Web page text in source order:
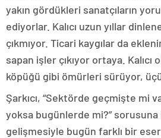
yakın gördükleri sanatçıların
ediyorlar. Kalıcı uzun yıllar
çıkmıyor. Ticari kaygılar da
sapan işler çıkıyor ortaya. Kalıcı
köpüğü gibi ömürleri sürüyor,
Şarkıcı, “Sektörde geçmişte mi
yoksa bugünlerde mi?” sorusuna
gelişmesiyle bugün farklı bir